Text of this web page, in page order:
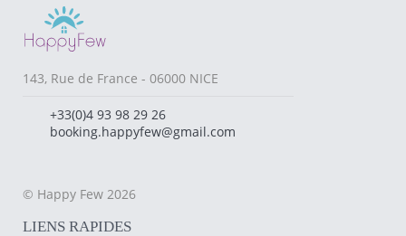
143, Rue de France - 06000 NICE
+33(0)4 93 98 29 26
booking.happyfew@gmail.com
© Happy Few 2026
LIENS RAPIDES